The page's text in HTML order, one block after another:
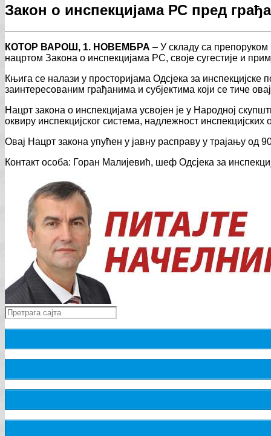
Закон о инспекцијама РС пред
КОТОР ВАРОШ, 1. НОВЕМБРА – У складу са
нацртом Закона о инспекцијама РС, своје сугестије и
Књига се налази у просторијама Одсјека за
заинтересованим грађанима и субјектима који се тиче
Нацрт закона о инспекцијама усвојен је у Народној
оквиру инспекцијског система, надлежност
Овај Нацрт закона упућен у јавну расправу у трајању од
Контакт особа: Горан Малијевић, шеф Одсјека за